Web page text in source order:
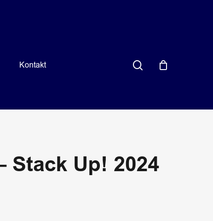
Kontakt search
Stack Up! 2024